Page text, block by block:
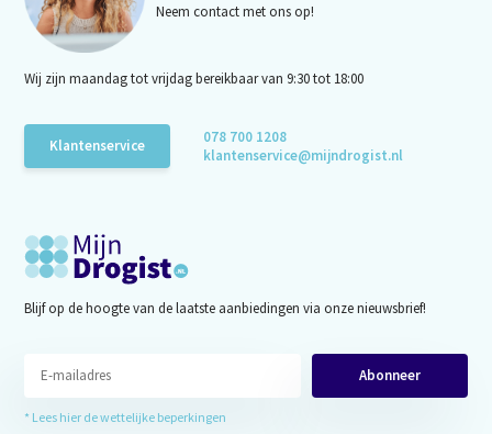
Neem contact met ons op!
Wij zijn maandag tot vrijdag bereikbaar van 9:30 tot 18:00
Klantenservice
078 700 1208
klantenservice@mijndrogist.nl
Blijf op de hoogte van de laatste aanbiedingen via onze nieuwsbrief!
Abonneer
* Lees hier de wettelijke beperkingen